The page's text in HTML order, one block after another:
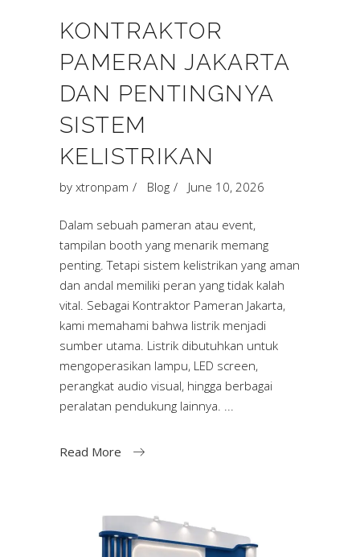
KONTRAKTOR
PAMERAN JAKARTA
DAN PENTINGNYA
SISTEM
KELISTRIKAN
by xtronpam Blog June 10, 2026
Dalam sebuah pameran atau event,
tampilan booth yang menarik memang
penting. Tetapi sistem kelistrikan yang aman
dan andal memiliki peran yang tidak kalah
vital. Sebagai Kontraktor Pameran Jakarta,
kami memahami bahwa listrik menjadi
sumber utama. Listrik dibutuhkan untuk
mengoperasikan lampu, LED screen,
perangkat audio visual, hingga berbagai
peralatan pendukung lainnya.
Read More